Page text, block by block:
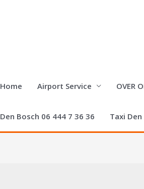
Home Airport Service OVER
Den Bosch 06 444 7 36 36 Taxi